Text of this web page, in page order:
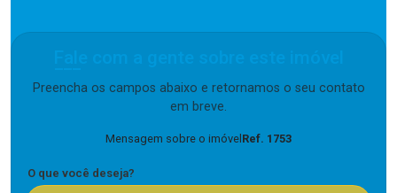
Preencha os campos abaixo e retornamos o seu contato
em breve.
Mensagem sobre o imóvelRef. 1753
O que você deseja?